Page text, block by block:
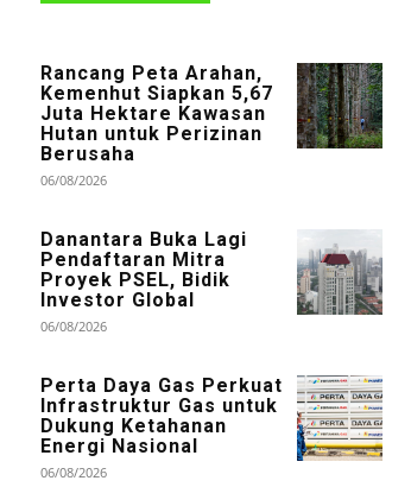
Rancang Peta Arahan,
Kemenhut Siapkan 5,67
Juta Hektare Kawasan
Hutan untuk Perizinan
Berusaha
06/08/2026
Danantara Buka Lagi
Pendaftaran Mitra
Proyek PSEL, Bidik
Investor Global
06/08/2026
Perta Daya Gas Perkuat
Infrastruktur Gas untuk
Dukung Ketahanan
Energi Nasional
06/08/2026